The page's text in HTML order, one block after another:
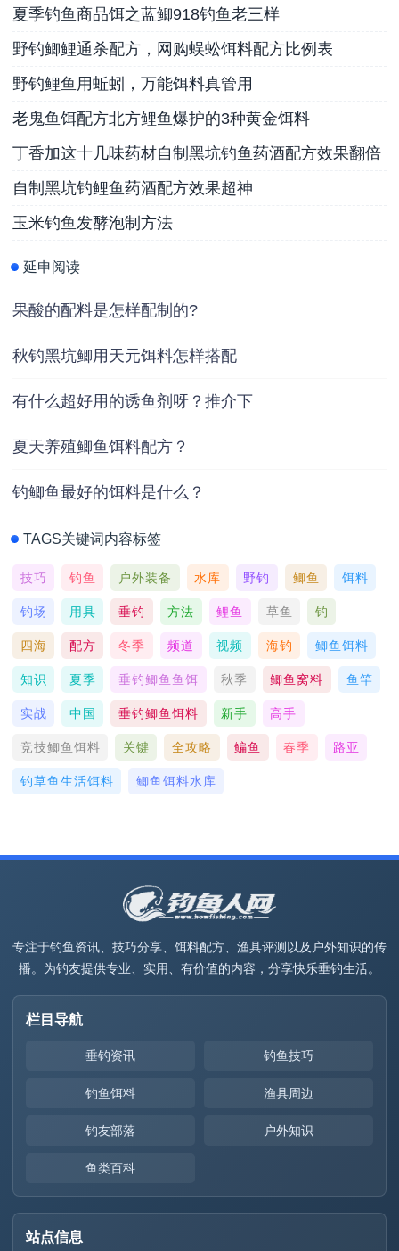
夏季钓鱼商品饵之蓝鲫918钓鱼老三样
野钓鲫鲤通杀配方，网购蜈蚣饵料配方比例表
野钓鲤鱼用蚯蚓，万能饵料真管用
老鬼鱼饵配方北方鲤鱼爆护的3种黄金饵料
丁香加这十几味药材自制黑坑钓鱼药酒配方效果翻倍
自制黑坑钓鲤鱼药酒配方效果超神
玉米钓鱼发酵泡制方法
延申阅读
果酸的配料是怎样配制的?
秋钓黑坑鲫用天元饵料怎样搭配
有什么超好用的诱鱼剂呀？推介下
夏天养殖鲫鱼饵料配方？
钓鲫鱼最好的饵料是什么？
TAGS关键词内容标签
技巧 钓鱼 户外装备 水库 野钓 鲫鱼 饵料
钓场 用具 垂钓 方法 鲤鱼 草鱼 钓
四海 配方 冬季 频道 视频 海钓 鲫鱼饵料
知识 夏季 垂钓鲫鱼鱼饵 秋季 鲫鱼窝料 鱼竿
实战 中国 垂钓鲫鱼饵料 新手 高手
竞技鲫鱼饵料 关键 全攻略 鳊鱼 春季 路亚
钓草鱼生活饵料 鲫鱼饵料水库
专注于钓鱼资讯、技巧分享、饵料配方、渔具评测以及户外知识的传
播。为钓友提供专业、实用、有价值的内容，分享快乐垂钓生活。
栏目导航
垂钓资讯 钓鱼技巧
钓鱼饵料 渔具周边
钓友部落 户外知识
鱼类百科
站点信息